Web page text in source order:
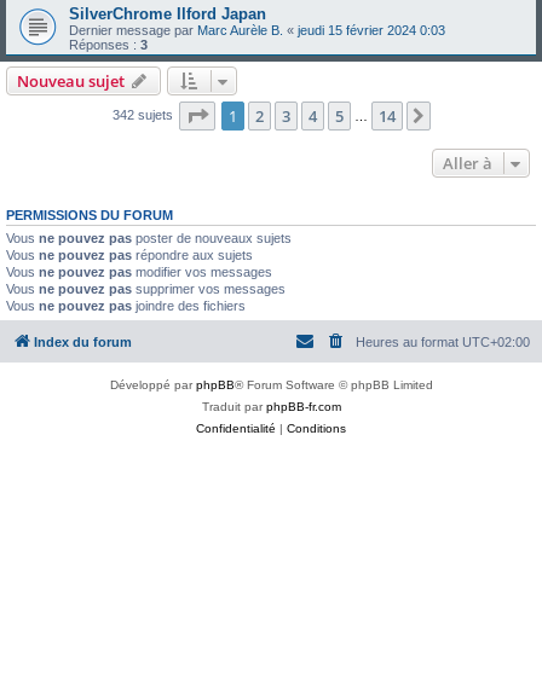
SilverChrome Ilford Japan
Dernier message par Marc Aurèle B. « jeudi 15 février 2024 0:03
Réponses : 3
Nouveau sujet
342 sujets Page 1sur14
1 2 3 4 5 14
Aller à
PERMISSIONS DU FORUM
Vous ne pouvez pas poster de nouveaux sujets
Vous ne pouvez pas répondre aux sujets
Vous ne pouvez pas modifier vos messages
Vous ne pouvez pas supprimer vos messages
Vous ne pouvez pas joindre des fichiers
Index du forum Heures au format UTC+02:00
Développé parphpBB® Forum Software © phpBB Limited
Traduit parphpBB-fr.com
Confidentialité | Conditions